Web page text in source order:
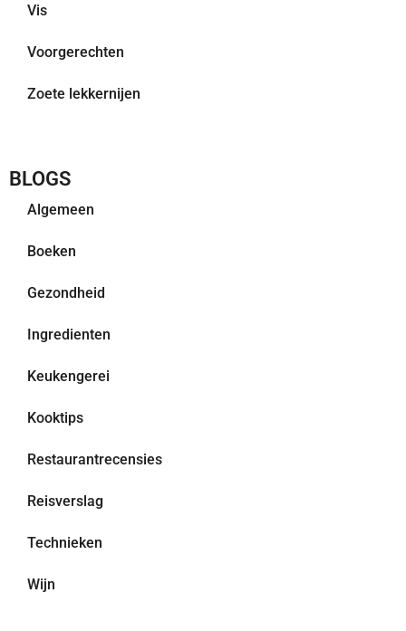
Vis
Voorgerechten
Zoete lekkernijen
BLOGS
Algemeen
Boeken
Gezondheid
Ingredienten
Keukengerei
Kooktips
Restaurantrecensies
Reisverslag
Technieken
Wijn